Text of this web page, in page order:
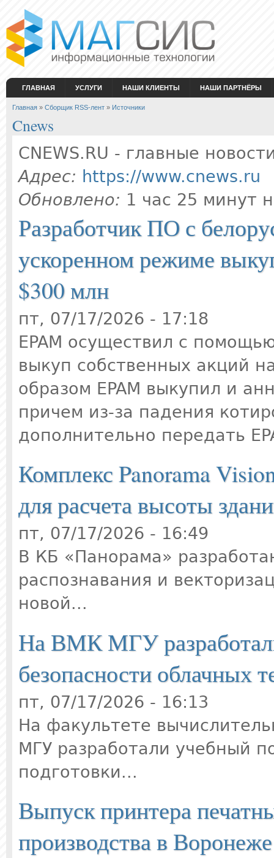
Перейти к основному содержанию
ГЛАВНАЯ УСЛУГИ НАШИ КЛИЕНТЫ НАШИ ПАРТНЁРЫ
Вы здесь
Главная » Сборщик RSS-лент » Источники
Cnews
CNEWS.RU - главные
Адрес: https://www.cnews.ru
Обновлено: 1 час 25 минут
Разработчик ПО с
ускоренном режиме
$300 млн
пт, 07/17/2026 - 17:18
EPAM осуществил с
выкуп собственных акций
образом EPAM выкупил и
причем из-за падения
дополнительно передать
Комплекс Panorama
для расчета высоты
пт, 07/17/2026 - 16:49
В КБ «Панорама»
распознавания и
новой...
На ВМК МГУ
безопасности облачных
пт, 07/17/2026 - 16:13
На факультете
МГУ разработали учебный
подготовки...
Выпуск принтера
производства в Воронеже